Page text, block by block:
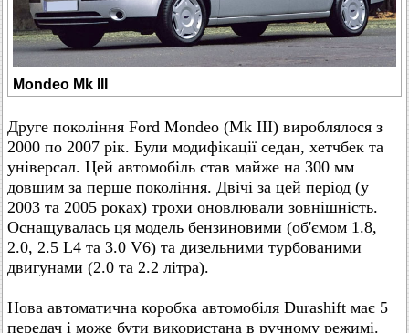
Mondeo Mk III
Друге покоління Ford Mondeo (Mk III) вироблялося з
2000 по 2007 рік. Були модифікації седан, хетчбек та
універсал. Цей автомобіль став майже на 300 мм
довшим за перше покоління. Двічі за цей період (у
2003 та 2005 роках) трохи оновлювали зовнішність.
Оснащувалась ця модель бензиновими (об'ємом 1.8,
2.0, 2.5 L4 та 3.0 V6) та дизельними турбованими
двигунами (2.0 та 2.2 літра).
Нова автоматична коробка автомобіля Durashift має 5
передач і може бути використана в ручному режимі.